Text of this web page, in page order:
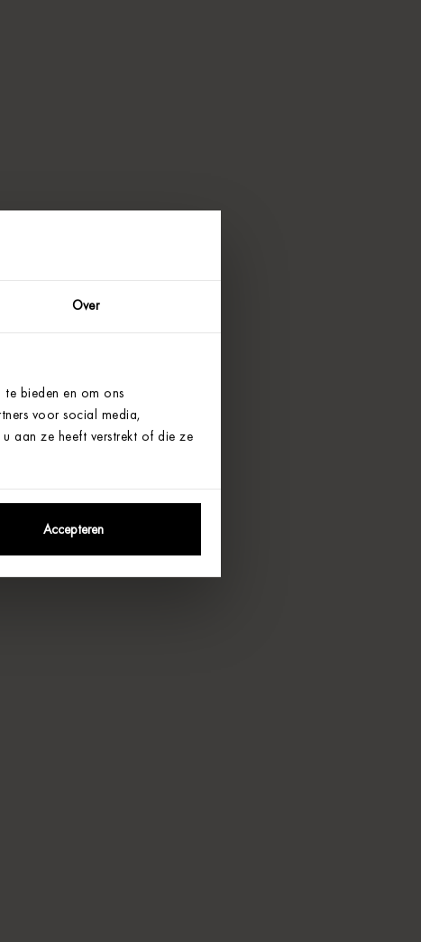
Over
bieden en om ons
voor social media,
aan ze heeft verstrekt of die ze
Accepteren